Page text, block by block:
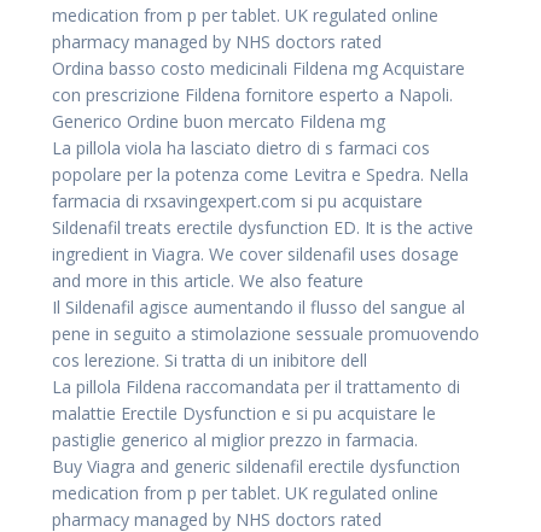
medication from p per tablet. UK regulated online
pharmacy managed by NHS doctors rated
Ordina basso costo medicinali Fildena mg Acquistare
con prescrizione Fildena fornitore esperto a Napoli.
Generico Ordine buon mercato Fildena mg
La pillola viola ha lasciato dietro di s farmaci cos
popolare per la potenza come Levitra e Spedra. Nella
farmacia di rxsavingexpert.com si pu acquistare
Sildenafil treats erectile dysfunction ED. It is the active
ingredient in Viagra. We cover sildenafil uses dosage
and more in this article. We also feature
Il Sildenafil agisce aumentando il flusso del sangue al
pene in seguito a stimolazione sessuale promuovendo
cos lerezione. Si tratta di un inibitore dell
La pillola Fildena raccomandata per il trattamento di
malattie Erectile Dysfunction e si pu acquistare le
pastiglie generico al miglior prezzo in farmacia.
Buy Viagra and generic sildenafil erectile dysfunction
medication from p per tablet. UK regulated online
pharmacy managed by NHS doctors rated